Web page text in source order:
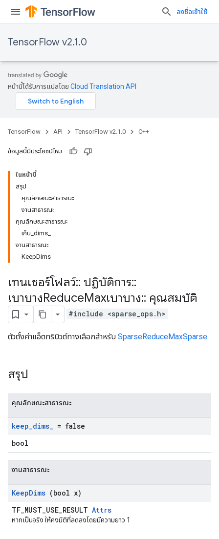
ลงชื่อเข้าใช้
TensorFlow v2.1.0
หน้านี้ได้รับการแปลโดย Cloud Translation API
TensorFlow API TensorFlow v2.1.0 C++
ข้อมูลนี้มีประโยชน์ไหม
ในหน้านี้
สรุป
คุณลักษณะสาธารณะ
งานสาธารณะ
คุณลักษณะสาธารณะ
เก็บ_dims_
งานสาธารณะ
KeepDims
เทนเซอร์โฟลว์:: ปฏิบัติการ::
เบาบางReduceMaxเบาบาง:: คุณสมบัติ
#include <sparse_ops.h>
ตัวตั้งค่าแอ็ตทริบิวต์ทางเลือกสำหรับ SparseReduceMaxSparse
สรุป
คุณลักษณะสาธารณะ
keep_dims_ = false
bool
งานสาธารณะ
KeepDims (bool x)
TF_MUST_USE_RESULT Attrs
หากเป็นจริง ให้คงมิติที่ลดลงโดยมีความยาว 1